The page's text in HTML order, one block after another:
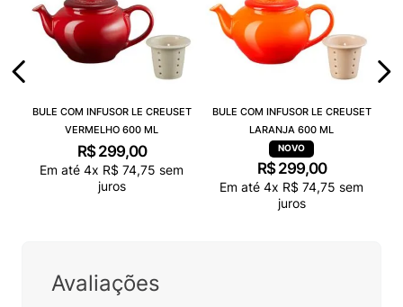
BULE COM INFUSOR LE CREUSET
VERMELHO 600 ML
R$ 299,00
Em até 4x R$ 74,75 sem
juros
BULE COM INFUSOR LE CREUSET
LARANJA 600 ML
R$ 299,00
Em até 4x R$ 74,75 sem
juros
Avaliações